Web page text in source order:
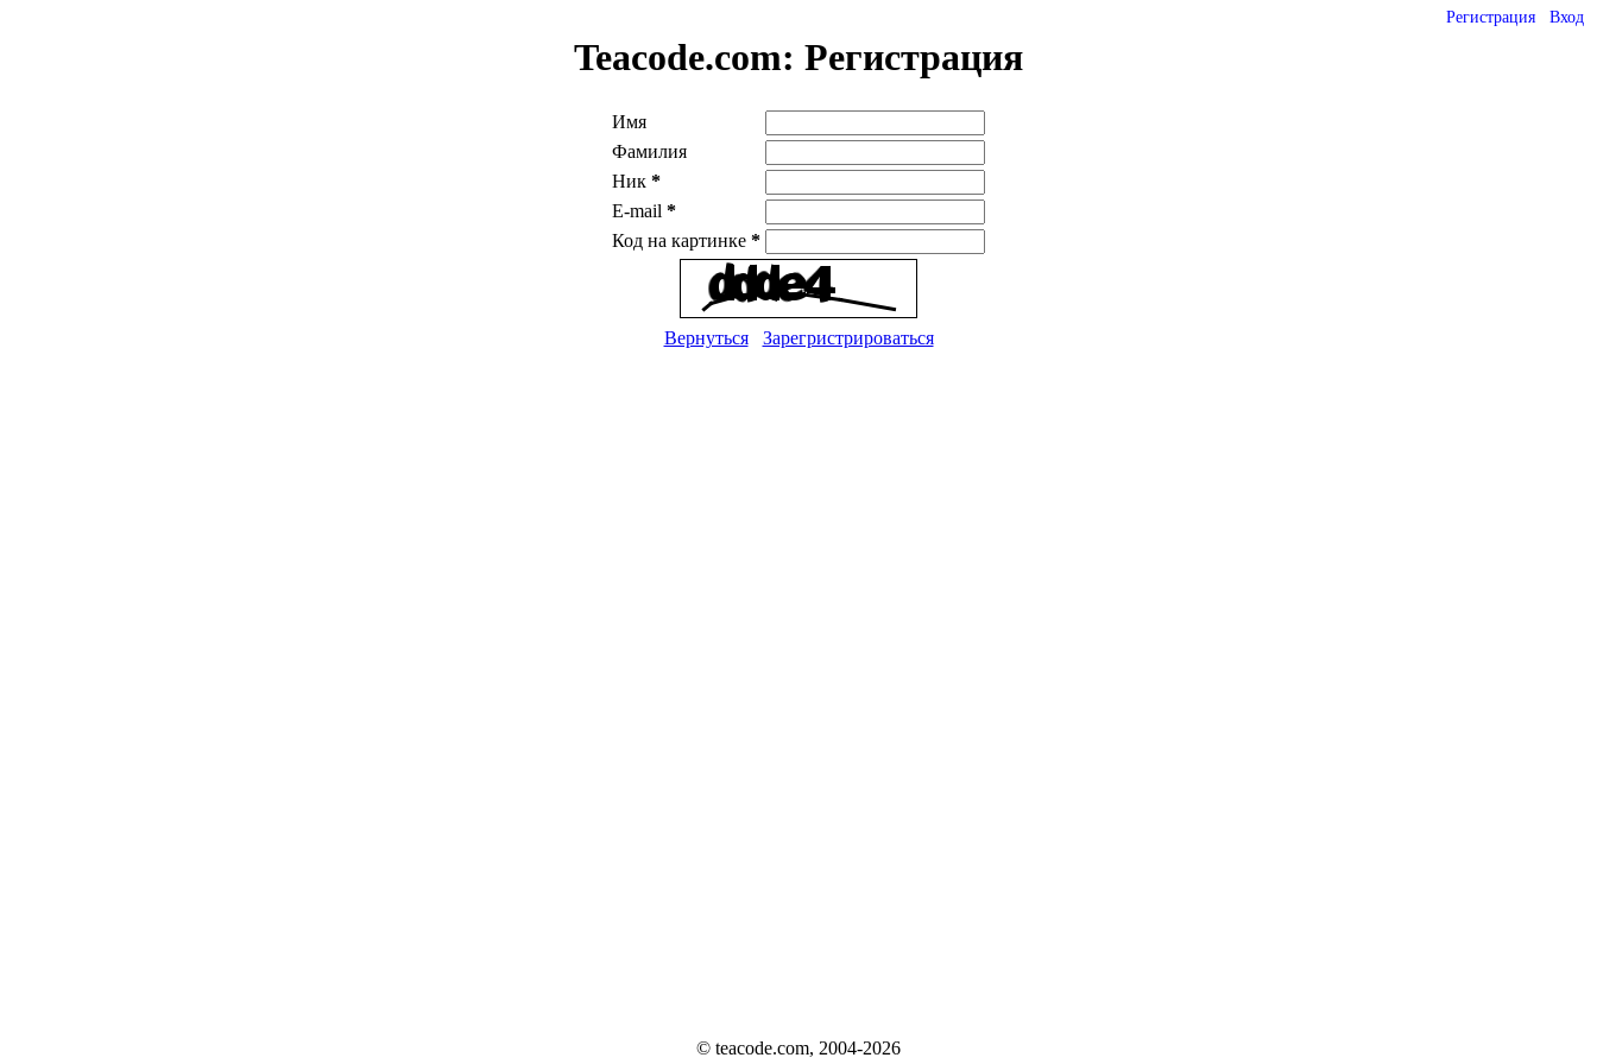
Регистрация Вход
Teacode.com: Регистрация
Имя
Фамилия
Ник *
E-mail *
Код на картинке *
Вернуться Зарегристрироваться
© teacode.com, 2004-2026